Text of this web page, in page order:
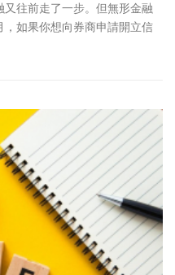
往前走了一步。但無形金融
如果你想向券商申請開立信
商，你要做的事情是：分別